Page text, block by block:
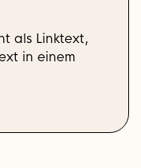
als Linktext,
in einem